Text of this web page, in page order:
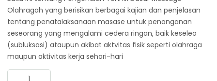
was:
Rp77.000.
is:
Rp65.450.
Olahragah yang berisikan berbagai kajian dan penjelasan
tentang penatalaksanaan masase untuk penanganan
seseorang yang mengalami cedera ringan, baik keseleo
(subluksasi) ataupun akibat aktvitas fisik seperti olahraga
maupun aktivitas kerja sehari-hari
Pengenalan